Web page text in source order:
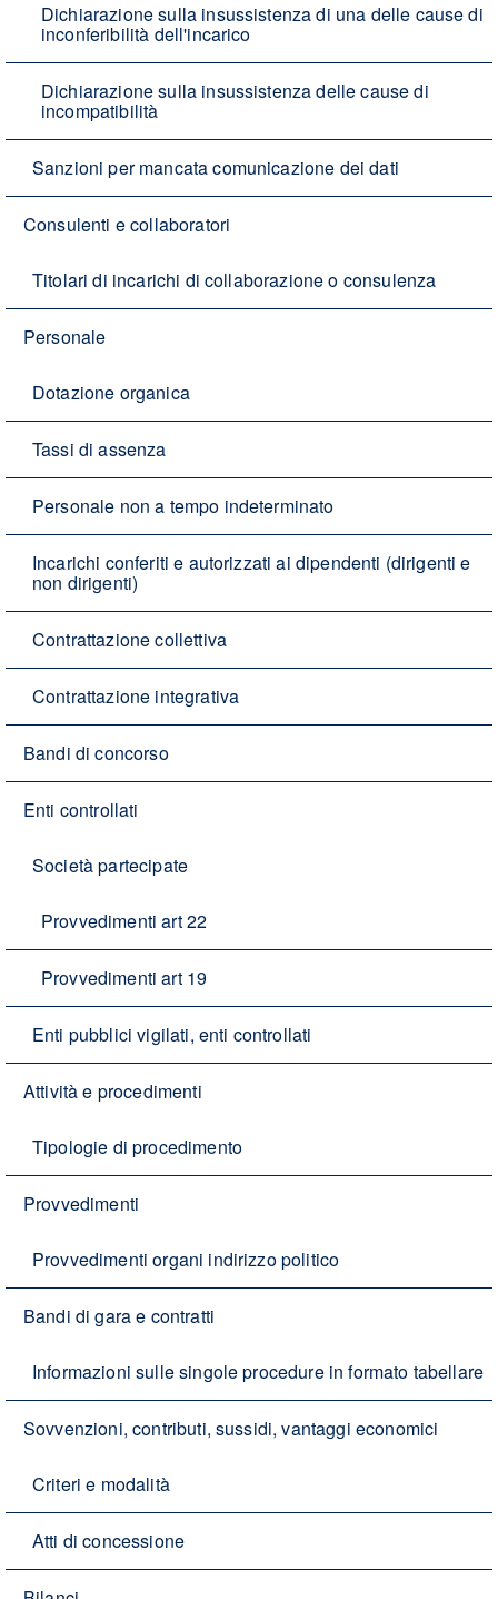
Dichiarazione sulla insussistenza di una delle cause di
inconferibilità dell'incarico
Dichiarazione sulla insussistenza delle cause di
incompatibilità
Sanzioni per mancata comunicazione dei dati
Consulenti e collaboratori
Titolari di incarichi di collaborazione o consulenza
Personale
Dotazione organica
Tassi di assenza
Personale non a tempo indeterminato
Incarichi conferiti e autorizzati ai dipendenti (dirigenti e
non dirigenti)
Contrattazione collettiva
Contrattazione integrativa
Bandi di concorso
Enti controllati
Società partecipate
Provvedimenti art 22
Provvedimenti art 19
Enti pubblici vigilati, enti controllati
Attività e procedimenti
Tipologie di procedimento
Provvedimenti
Provvedimenti organi indirizzo politico
Bandi di gara e contratti
Informazioni sulle singole procedure in formato tabellare
Sovvenzioni, contributi, sussidi, vantaggi economici
Criteri e modalità
Atti di concessione